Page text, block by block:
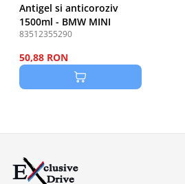
Antigel si anticoroziv
1500ml - BMW MINI
83512355290
50,88 RON